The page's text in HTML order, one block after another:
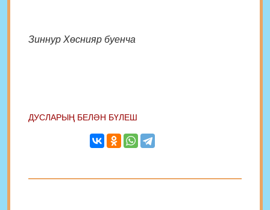
Зиннур Хөснияр буенча
ДУСЛАРЫҢ БЕЛӘН БҮЛЕШ